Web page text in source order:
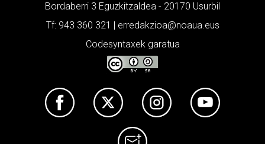
Bordaberri 3 Eguzkitzaldea - 20170 Usurbil
Tf: 943 360 321 | erredakzioa@noaua.eus
Codesyntaxek garatua